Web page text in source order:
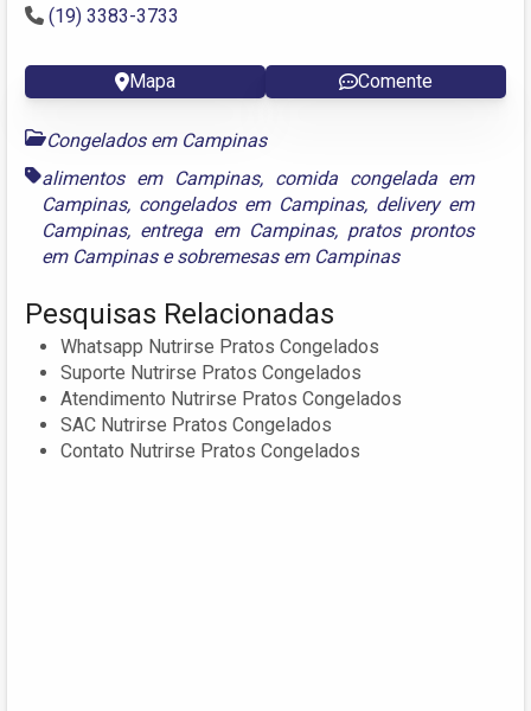
(19) 3383-3733
Mapa Comente
Congelados em Campinas
alimentos em Campinas, comida congelada em
Campinas, congelados em Campinas, delivery em
Campinas, entrega em Campinas, pratos prontos
em Campinasesobremesas em Campinas
Pesquisas Relacionadas
Whatsapp Nutrirse Pratos Congelados
Suporte Nutrirse Pratos Congelados
Atendimento Nutrirse Pratos Congelados
SAC Nutrirse Pratos Congelados
Contato Nutrirse Pratos Congelados